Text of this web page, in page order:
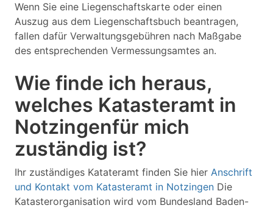
Wenn Sie eine Liegenschaftskarte oder einen
Auszug aus dem Liegenschaftsbuch beantragen,
fallen dafür Verwaltungsgebühren nach Maßgabe
des entsprechenden Vermessungsamtes an.
Wie finde ich heraus,
welches Katasteramt in
Notzingenfür mich
zuständig ist?
Ihr zuständiges Katateramt finden Sie hier Anschrift
und Kontakt vom Katasteramt in Notzingen Die
Katasterorganisation wird vom Bundesland Baden-